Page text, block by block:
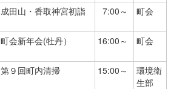
成田山・香取神宮初詣 7:00～ 町会
町会新年会(牡丹） 16:00～ 町会
第９回町内清掃 15:00～
環境衛
生部